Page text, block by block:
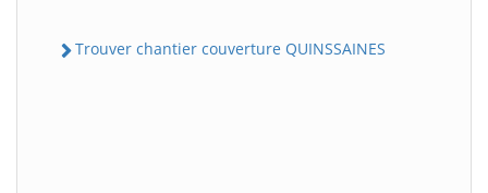
Trouver chantier couverture QUINSSAINES